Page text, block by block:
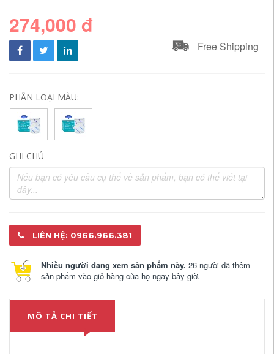
274,000 đ
Free Shipping
PHÂN LOẠI MÀU:
GHI CHÚ
LIÊN HỆ: 0966.966.381
Nhiều người đang xem sản phẩm này. 26 người đã thêm
sản phẩm vào giỏ hàng của họ ngay bây giờ.
MÔ TẢ CHI TIẾT